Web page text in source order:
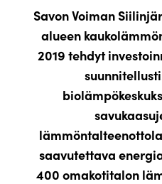
Savon Voiman
alueen
2019 tehdyt
saavutettava
400 omakotitalon